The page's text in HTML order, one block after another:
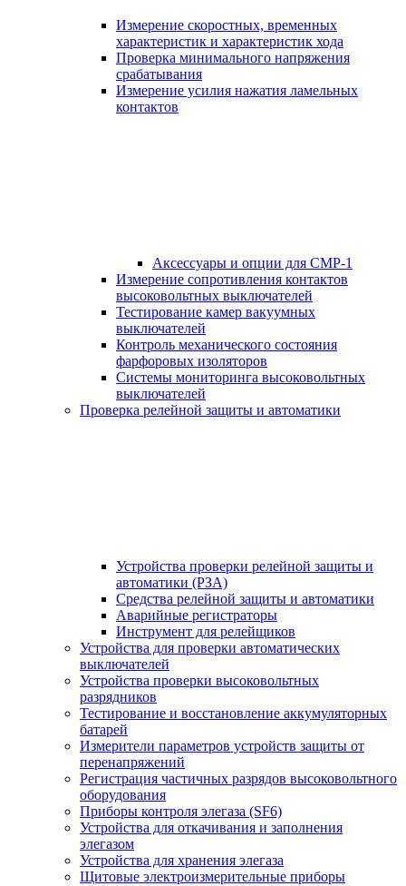
Измерение скоростных, временных
характеристик и характеристик хода
Проверка минимального напряжения
срабатывания
Измерение усилия нажатия ламельных
контактов
Аксессуары и опции для СМР-1
Измерение сопротивления контактов
высоковольтных выключателей
Тестирование камер вакуумных
выключателей
Контроль механического состояния
фарфоровых изоляторов
Системы мониторинга высоковольтных
выключателей
Проверка релейной защиты и автоматики
Устройства проверки релейной защиты и
автоматики (РЗА)
Средства релейной защиты и автоматики
Аварийные регистраторы
Инструмент для релейщиков
Устройства для проверки автоматических
выключателей
Устройства проверки высоковольтных
разрядников
Тестирование и восстановление аккумуляторных
батарей
Измерители параметров устройств защиты от
перенапряжений
Регистрация частичных разрядов высоковольтного
оборудования
Приборы контроля элегаза (SF6)
Устройства для откачивания и заполнения
элегазом
Устройства для хранения элегаза
Щитовые электроизмерительные приборы